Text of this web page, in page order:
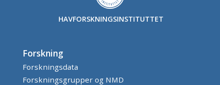
HAVFORSKNINGSINSTITUTTET
Forskning
Forskningsdata
Forskningsgrupper og NMD